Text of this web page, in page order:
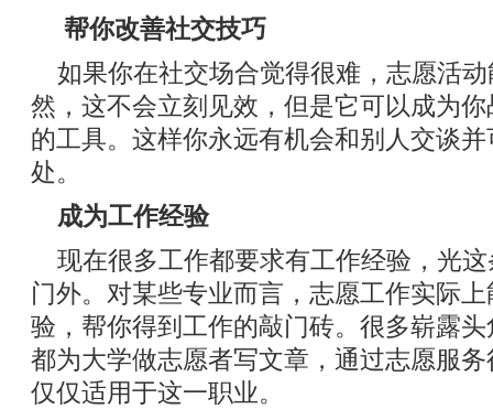
帮你改善社交技巧
如果你在社交场合觉得很难，志愿活动
然，这不会立刻见效，但是它可以成为
的工具。这样你永远有机会和别人交谈
处。
成为工作经验
现在很多工作都要求有工作经验，光这
门外。对某些专业而言，志愿工作实际
验，帮你得到工作的敲门砖。很多崭露
都为大学做志愿者写文章，通过志愿服
仅仅适用于这一职业。